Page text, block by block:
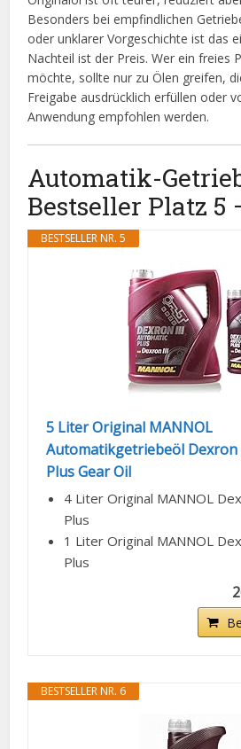
Besonders bei empfindlichen
oder unklarer Vorgeschichte ist das
Nachteil ist der Preis. Wer ein freies
möchte, sollte nur zu Ölen greifen,
Freigabe ausdrücklich erfüllen oder
Anwendung empfohlen werden.
Automatik-
Bestseller Platz 5
BESTSELLER NR. 5
5 Liter Original MANNOL
Automatikgetriebeöl Dexron
Plus Gear Oil
4 Liter Original MANNOL
Plus
1 Liter Original MANNOL
Plus
BESTSELLER NR. 6